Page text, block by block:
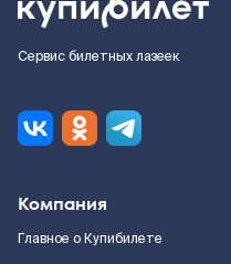
Сервис билетных лазеек
Компания
Главное о Купибилете